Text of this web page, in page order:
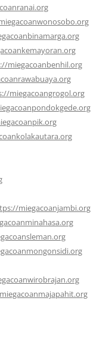
miegacoanbenhil.org
miegacoangrogol.org
miegacoanjambi.org